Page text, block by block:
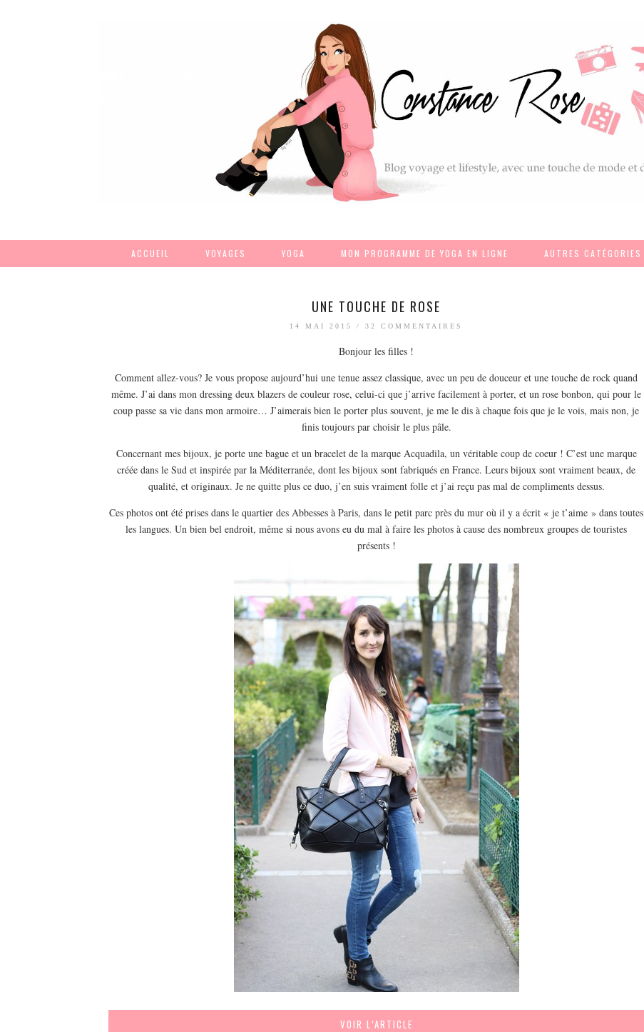
ACCUEIL VOYAGES YOGA MON PROGRAMME DE YOGA EN LIGNE AUTRES CATÉGORIES
UNE TOUCHE DE ROSE
14 MAI 2015 /32 COMMENTAIRES
Bonjour les filles !
Comment allez-vous? Je vous propose aujourd’hui une tenue assez classique, avec un peu de douceur et une touche de rock quand
même. J’ai dans mon dressing deux blazers de couleur rose, celui-ci que j’arrive facilement à porter, et un rose bonbon, qui pour le
coup passe sa vie dans mon armoire… J’aimerais bien le porter plus souvent, je me le dis à chaque fois que je le vois, mais non, je
finis toujours par choisir le plus pâle.
Concernant mes bijoux, je porte une bague et un bracelet de la marque Acquadila, un véritable coup de coeur ! C’est une marque
créée dans le Sud et inspirée par la Méditerranée, dont les bijoux sont fabriqués en France. Leurs bijoux sont vraiment beaux, de
qualité, et originaux. Je ne quitte plus ce duo, j’en suis vraiment folle et j’ai reçu pas mal de compliments dessus.
Ces photos ont été prises dans le quartier des Abbesses à Paris, dans le petit parc près du mur où il y a écrit « je t’aime » dans toutes
les langues. Un bien bel endroit, même si nous avons eu du mal à faire les photos à cause des nombreux groupes de touristes
présents !
VOIR L’ARTICLE